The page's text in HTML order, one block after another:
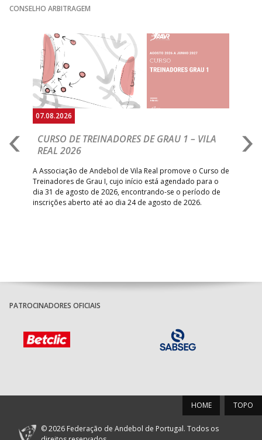
CONSELHO ARBITRAGEM
07.08.2026
CURSO DE TREINADORES DE GRAU 1 – VILA
REAL 2026
A Associação de Andebol de Vila Real promove o Curso de
Treinadores de Grau I, cujo início está agendado para o
dia 31 de agosto de 2026, encontrando-se o período de
inscrições aberto até ao dia 24 de agosto de 2026.
Anterior
PATROCINADORES OFICIAIS
TOPO
HOME
© 2026 Federação de Andebol de Portugal. Todos os